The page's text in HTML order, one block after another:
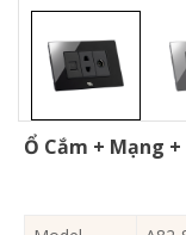
Ổ Cắm + Mạng